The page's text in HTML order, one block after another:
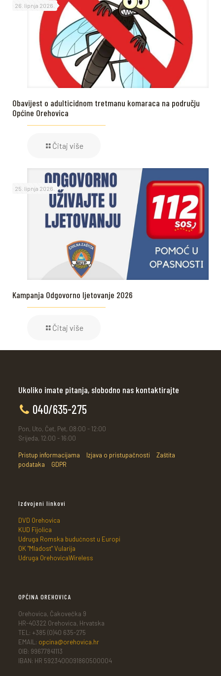
26. lipnja 2026.
Obavijest o adulticidnom tretmanu komaraca na području
Općine Orehovica
Čitaj više
25. lipnja 2026.
Kampanja Odgovorno ljetovanje 2026
Čitaj više
Ukoliko imate pitanja, slobodno nas kontaktirajte
040/635-275
Pon, Uto, Čet, Pet, 08:00 - 12:00
Srijeda, 12:00 - 16:00
Pristup informacijama Izjava o pristupačnosti
Zaštita
podataka
GDPR
Izdvojeni linkovi
DVD Orehovica
KUD Fijolica
Udruga Romska budućnost u Europi
OK "Mladost" Vularija
Udruga OrehovicaWireless
OPĆINA OREHOVICA
Orehovica, Čakovečka 9
HR-40322 Orehovica, Hrvatska
TEL: +385 (0)40 635-275
EMAIL: opcina@orehovica.hr
OIB: 99677841113
IBAN: HR 5923400091860500004